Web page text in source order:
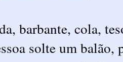
barbante, cola,
solte um